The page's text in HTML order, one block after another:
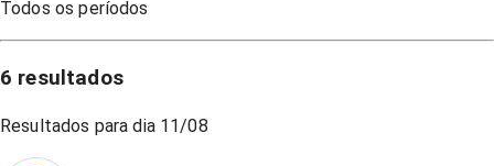
Todos os períodos
6 resultados
Resultados para dia 11/08